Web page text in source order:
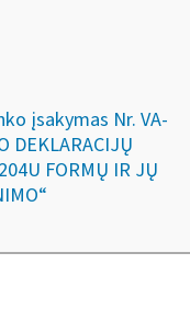
įsakymas Nr. VA-
DEKLARACIJŲ
FORMŲ IR JŲ